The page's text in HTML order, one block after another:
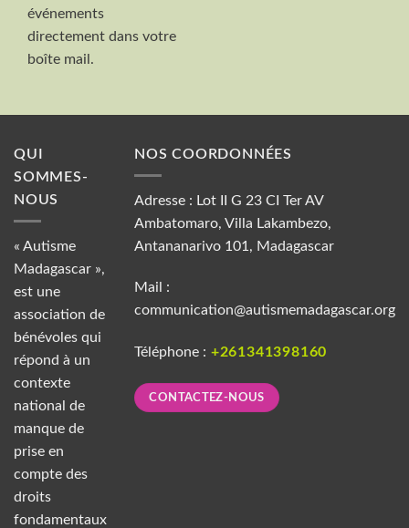
événements
directement dans votre
boîte mail.
QUI
SOMMES-
NOUS
« Autisme
Madagascar »,
est une
association de
bénévoles qui
répond à un
contexte
national de
manque de
prise en
compte des
droits
fondamentaux
NOS COORDONNÉES
Adresse : Lot II G 23 CI Ter AV
Ambatomaro, Villa Lakambezo,
Antananarivo 101, Madagascar
Mail :
communication@autismemadagascar.org
Téléphone : +261341398160
CONTACTEZ-NOUS